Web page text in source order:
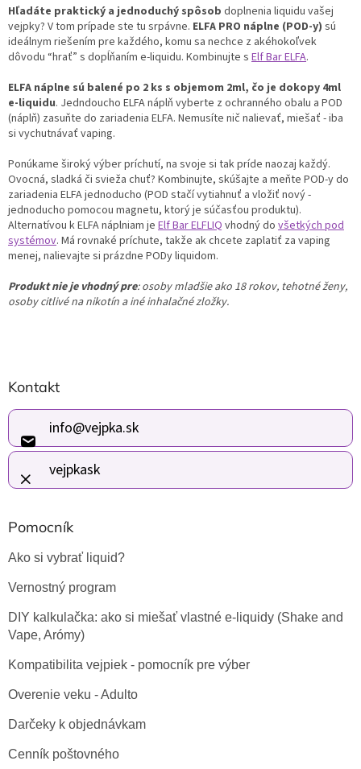
l
á
d
a
i
e
p
k
y
v
ý
p
i
s
Hľadáte praktický a jednoduchý spôsob doplnenia liquidu vašej
vejpky? V tom prípade ste tu srpávne. ELFA PRO náplne (POD-y) sú
ideálnym riešením pre každého, komu sa nechce z akéhokoľvek
dôvodu “hrať” s dopĺňaním e-liquidu. Kombinujte s Elf Bar ELFA.
ELFA náplne sú balené po 2 ks s objemom 2ml, čo je dokopy 4ml
e-liquidu. Jedndoucho ELFA náplň vyberte z ochranného obalu a POD
(náplň) zasuňte do zariadenia ELFA. Nemusíte nič nalievať, miešať - iba
si vychutnávať vaping.
Ponúkame široký výber príchutí, na svoje si tak príde naozaj každý.
Ovocná, sladká či svieža chuť? Kombinujte, skúšajte a meňte POD-y do
zariadenia ELFA jednoducho (POD stačí vytiahnuť a vložiť nový -
jednoducho pomocou magnetu, ktorý je súčasťou produktu).
Alternatívou k ELFA náplniam je Elf Bar ELFLIQ vhodný do všetkých pod
systémov. Má rovnaké príchute, takže ak chcete zaplatiť za vaping
menej, nalievajte si prázdne PODy liquidom.
Produkt nie je vhodný pre: osoby mladšie ako 18 rokov, tehotné ženy,
osoby citlivé na nikotín a iné inhalačné zložky.
á
p
t
i
e
Kontakt
info@vejpka.sk
vejpkask
Pomocník
Ako si vybrať liquid?
Vernostný program
DIY kalkulačka: ako si miešať vlastné e-liquidy (Shake and
Vape, Arómy)
Kompatibilita vejpiek - pomocník pre výber
Overenie veku - Adulto
Darčeky k objednávkam
Cenník poštovného